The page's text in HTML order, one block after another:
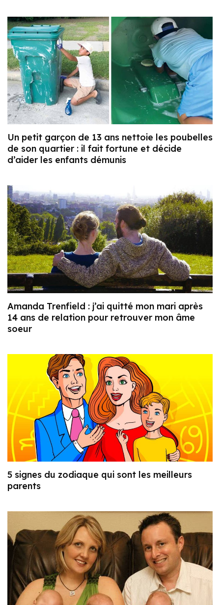
Un petit garçon de 13 ans nettoie les poubelles
de son quartier : il fait fortune et décide
d’aider les enfants démunis
Amanda Trenfield : j’ai quitté mon mari après
14 ans de relation pour retrouver mon âme
soeur
5 signes du zodiaque qui sont les meilleurs
parents